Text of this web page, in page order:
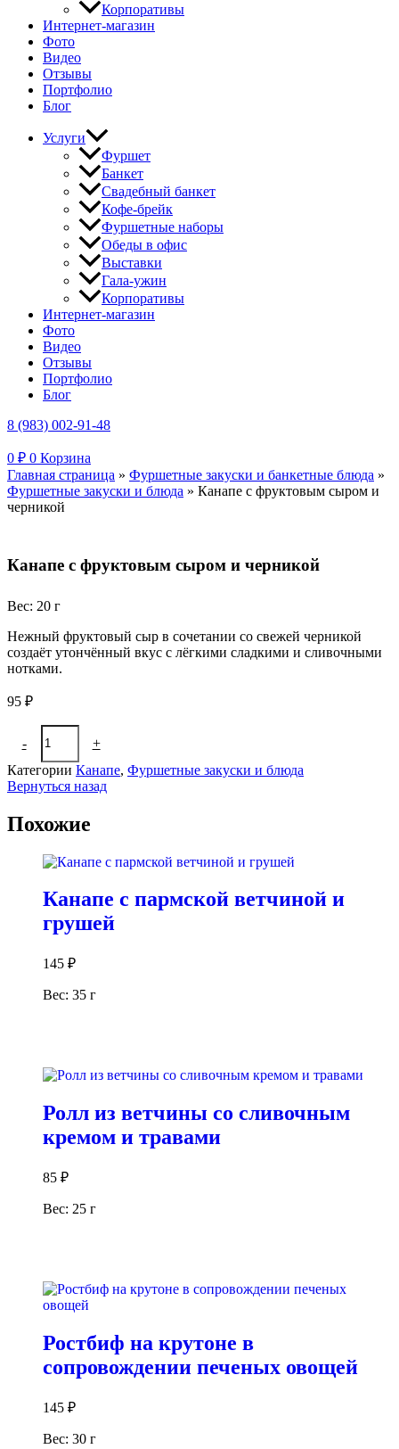
Корпоративы
Интернет-магазин
Фото
Видео
Отзывы
Портфолио
Блог
Услуги
Фуршет
Банкет
Свадебный банкет
Кофе-брейк
Фуршетные наборы
Обеды в офис
Выставки
Гала-ужин
Корпоративы
Интернет-магазин
Фото
Видео
Отзывы
Портфолио
Блог
8 (983) 002-91-48
0 ₽ 0 Корзина
Главная страница » Фуршетные закуски и банкетные блюда »
Фуршетные закуски и блюда » Канапе с фруктовым сыром и
черникой
Канапе с фруктовым сыром и черникой
Вес: 20 г
Нежный фруктовый сыр в сочетании со свежей черникой
создаёт утончённый вкус с лёгкими сладкими и сливочными
нотками.
95 ₽
-
Количество
товара
Канапе
с
фруктовым
и
+
Категории Канапе, Фуршетные закуски и блюда
Вернуться назад
Похожие
Канапе с пармской ветчиной и
грушей
145 ₽
Вес: 35 г
Ролл из ветчины со сливочным
кремом и травами
85 ₽
Вес: 25 г
Ростбиф на крутоне в
сопровождении печеных овощей
145 ₽
Вес: 30 г